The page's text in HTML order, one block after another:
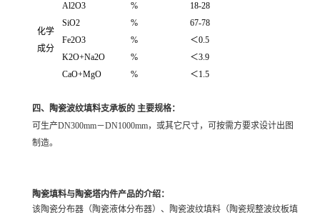
化学
成分
Al2O3 %
18-28
SiO2
%
67-78
Fe2O3
%
＜0.5
K2O+Na2O
%
＜3.9
CaO+MgO
% ＜1.5
四、 陶瓷波纹填料支承板的 主要规格：
可生产DN300mm－DN1000mm，或其它尺寸，可按需方要求设计出图
制造。
陶瓷填料与陶瓷塔内件产品的介绍：
该陶瓷分布器（陶瓷液体分布器）、陶瓷波纹填料（陶瓷规整波纹板填